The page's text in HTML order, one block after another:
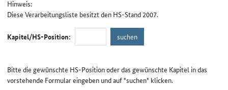
Hinweis:
Diese Verarbeitungsliste besitzt den HS-Stand 2007.
Kapitel/HS-Position:
Bitte die gewünschte HS-Position oder das gewünschte Kapitel in das
vorstehende Formular eingeben und auf "suchen" klicken.